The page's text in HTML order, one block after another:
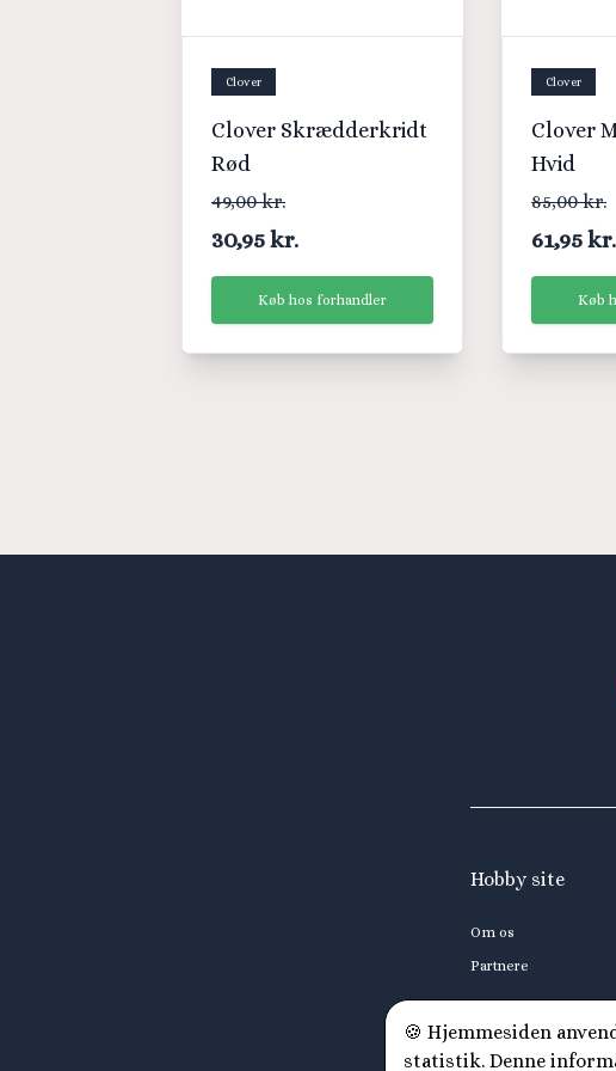
Clover
Clover Skrædderkridt
Rød
49,00 kr.
30,95 kr.
Køb hos forhandler
Clover
Clover
Hvid
85,00 kr.
61,95 kr.
Køb
🍪 Hjemmesiden
statistik. Denne
Hobby site
Om os
Partnere